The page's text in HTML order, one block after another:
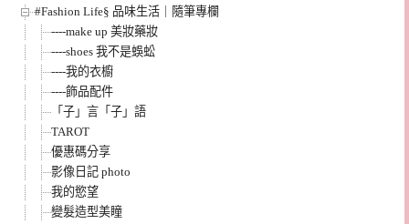
#Fashion Life§ 品味生活｜隨筆專欄
----make up 美妝藥妝
----shoes 我不是蜈蚣
----我的衣櫥
----飾品配件
「子」言「子」語
TAROT
優惠碼分享
影像日記 photo
我的慾望
變髮造型美瞳